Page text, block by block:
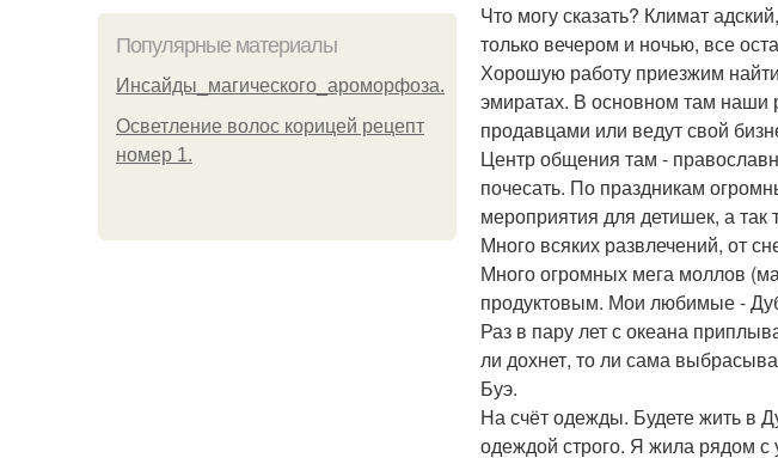
Популярные материалы
Инсайды_магического_ароморфоза.
Осветление волос корицей рецепт
номер 1.
Что могу сказать? Климат
только вечером и ночью, все
Хорошую работу приезжим
эмиратах. В основном там наши
продавцами или ведут свой
Центр общения там -
почесать. По праздникам
мероприятия для детишек, а
Много всяких развлечений, от
Много огромных мега моллов
продуктовым. Мои любимые -
Раз в пару лет с океана
ли дохнет, то ли сама
Буэ.
На счёт одежды. Будете жить в
одеждой строго. Я жила рядом с